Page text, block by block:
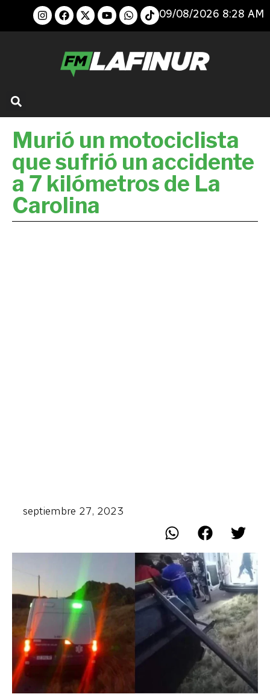
09/08/2026 8:28 AM
Murió un motociclista
que sufrió un accidente
a 7 kilómetros de La
Carolina
septiembre 27, 2023